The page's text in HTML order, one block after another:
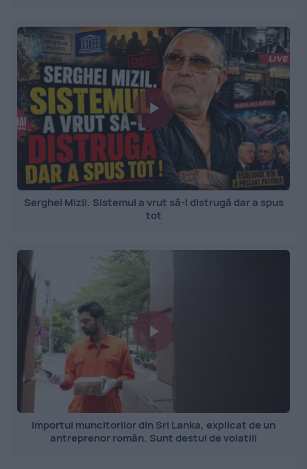
Serghei Mizil. Sistemul a vrut să-l distrugă dar a spus
tot
Importul muncitorilor din Sri Lanka, explicat de un
antreprenor român. Sunt destul de volatili